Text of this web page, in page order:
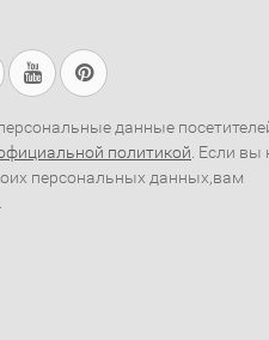
данные
политикой . Если вы
персональных данных,вам